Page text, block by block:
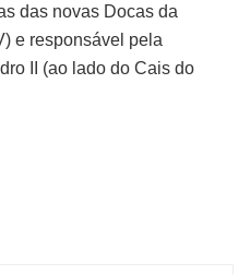
das novas Docas da
e responsável pela
II (ao lado do Cais do